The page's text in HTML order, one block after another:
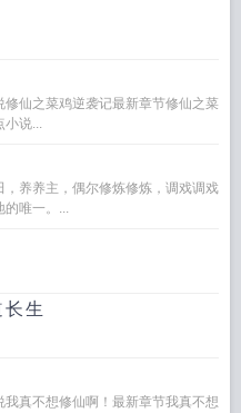
仙之菜鸡逆袭记最新章节修仙之菜
小说...
养养主，偶尔修炼修炼，调戏调戏
的唯一。...
生
真不想修仙啊！最新章节我真不想